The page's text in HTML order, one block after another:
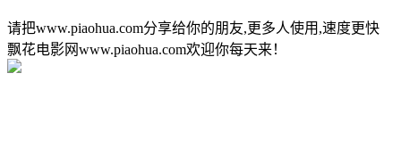
请把www.piaohua.com分享给你的朋友,更多人使用,速度更快
飘花电影网www.piaohua.com欢迎你每天来！